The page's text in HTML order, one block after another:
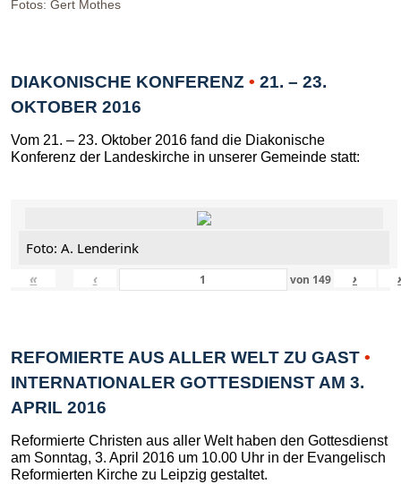
Fotos: Gert Mothes
DIAKONISCHE KONFERENZ • 21. – 23.
OKTOBER 2016
Vom 21. – 23. Oktober 2016 fand die Diakonische
Konferenz der Landeskirche in unserer Gemeinde statt:
Foto: A. Lenderink
«
‹ von 149 ›
REFOMIERTE AUS ALLER WELT ZU GAST •
INTERNATIONALER GOTTESDIENST AM 3.
APRIL 2016
Reformierte Christen aus aller Welt haben den Gottesdienst
am Sonntag, 3. April 2016 um 10.00 Uhr in der Evangelisch
Reformierten Kirche zu Leipzig gestaltet.